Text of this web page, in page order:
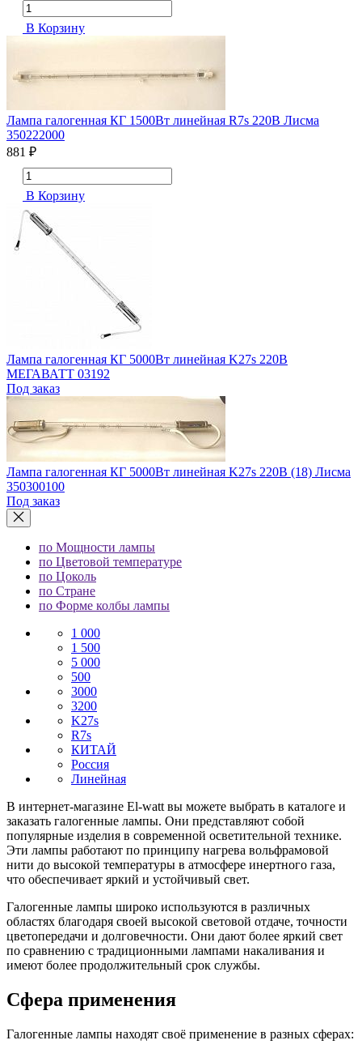
В Корзину
Лампа галогенная КГ 1500Вт линейная R7s 220В Лисма
350222000
881 ₽
В Корзину
Лампа галогенная КГ 5000Вт линейная K27s 220В
МЕГАВАТТ 03192
Под заказ
Лампа галогенная КГ 5000Вт линейная K27s 220В (18) Лисма
350300100
Под заказ
по Мощности лампы
по Цветовой температуре
по Цоколь
по Стране
по Форме колбы лампы
1 000
1 500
5 000
500
3000
3200
K27s
R7s
КИТАЙ
Россия
Линейная
В интернет-магазине El-watt вы можете выбрать в каталоге и
заказать галогенные лампы. Они представляют собой
популярные изделия в современной осветительной технике.
Эти лампы работают по принципу нагрева вольфрамовой
нити до высокой температуры в атмосфере инертного газа,
что обеспечивает яркий и устойчивый свет.
Галогенные лампы широко используются в различных
областях благодаря своей высокой световой отдаче, точности
цветопередачи и долговечности. Они дают более яркий свет
по сравнению с традиционными лампами накаливания и
имеют более продолжительный срок службы.
Сфера применения
Галогенные лампы находят своё применение в разных сферах: